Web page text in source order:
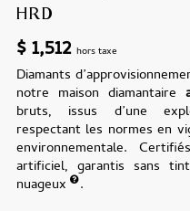
HRD
$1,512 hors taxe
Diamants
notre maison diamantaire
bruts, issus d’une
respectant les normes en
environnementale.
artificiel, garantis sans
nuageux
.